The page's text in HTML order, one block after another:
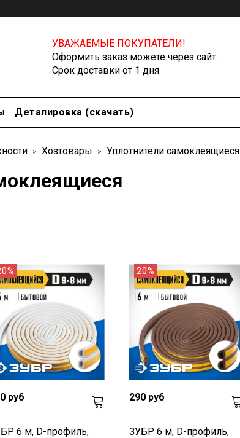
УВАЖАЕМЫЕ ПОКУПАТЕЛИ!
Оформить заказ можете через сайт.
Срок доставки от 1 дня
Деталировка (скачать)
Хозтовары Уплотнители самоклеящиеся
руб
6 м, D-профиль,
20%
290 руб
ЗУБР 6 м, D-профиль,